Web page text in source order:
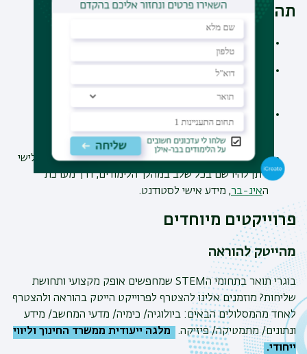
תהליך הרשמה
תהליך הרישום כולל ראיון והצגת מסמכים על פי הנדרש.
בוגרי אוניברסיטת בר-אילן ובוגרי מוסדות לימוד אחרים
יכולים להירשם באתר האוניברסיטה.
להירשם החל מהשנה השנייה ללימודי התואר.
סטודנטים הלומדים באוניברסיטת בר אילן תואר שני ושלישי
ניתן להירשם בכל שלב במהלך הלימודים, דרך מערכת
האינ-בר, מידע אישי לסטודנט.
פרוייקטים מיוחדים
מהייטק להוראה
בוגרי תואר בתחומי הSTEM שמחפשים אופק מקצועי ותחושת
שליחות? מוזמנים אלינו להצטרף לפרוייקט הייטק בהוראה ולהצטרף
לאחד מהמסלולים הבאים: ביולוגיה/ כימיה/ מדעי המחשב/ מידע
ונתונים/ מתמטיקה/ פיזיקה.
מלגה ייעודית ממשרד החינוך וליווי
ייחודי.